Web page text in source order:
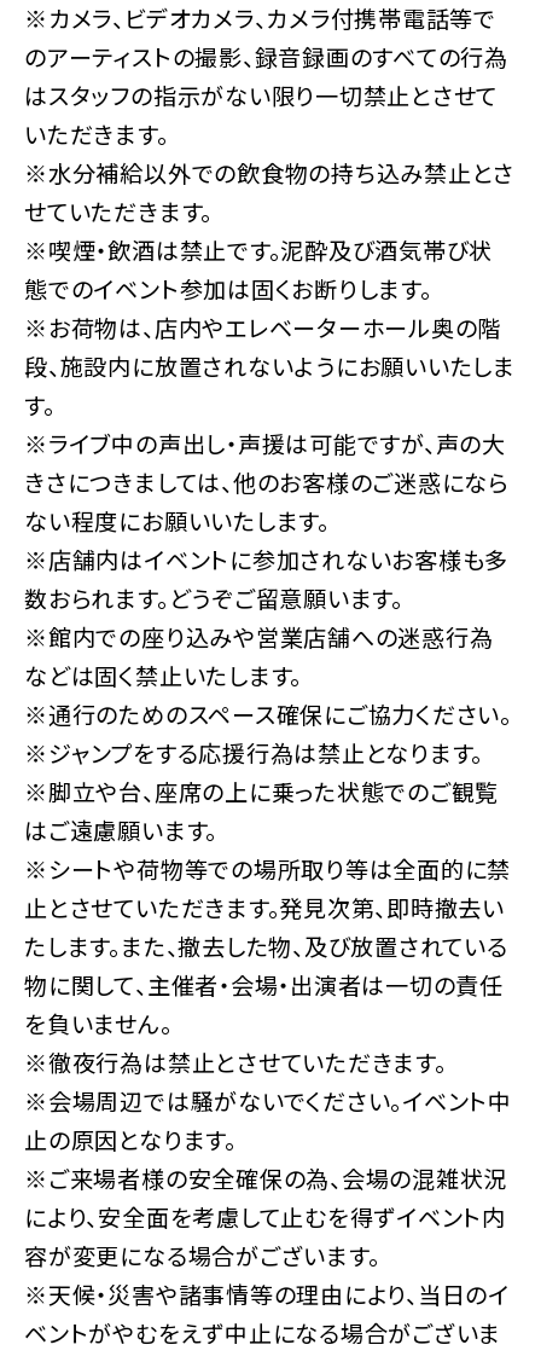
※カメラ、ビデオカメラ、カメラ付携帯電話等で
のアーティストの撮影、録音録画のすべての行為
はスタッフの指示がない限り一切禁止とさせて
いただきます。
※水分補給以外での飲食物の持ち込み禁止とさ
せていただきます。
※喫煙・飲酒は禁止です。泥酔及び酒気帯び状
態でのイベント参加は固くお断りします。
※お荷物は、店内やエレベーターホール奥の階
段、施設内に放置されないようにお願いいたしま
す。
※ライブ中の声出し・声援は可能ですが、声の大
きさにつきましては、他のお客様のご迷惑になら
ない程度にお願いいたします。
※店舗内はイベントに参加されないお客様も多
数おられます。どうぞご留意願います。
※館内での座り込みや営業店舗への迷惑行為
などは固く禁止いたします。
※通行のためのスペース確保にご協力ください。
※ジャンプをする応援行為は禁止となります。
※脚立や台、座席の上に乗った状態でのご観覧
はご遠慮願います。
※シートや荷物等での場所取り等は全面的に禁
止とさせていただきます。発見次第、即時撤去い
たします。また、撤去した物、及び放置されている
物に関して、主催者・会場・出演者は一切の責任
を負いません。
※徹夜行為は禁止とさせていただきます。
※会場周辺では騒がないでください。イベント中
止の原因となります。
※ご来場者様の安全確保の為、会場の混雑状況
により、安全面を考慮して止むを得ずイベント内
容が変更になる場合がございます。
※天候・災害や諸事情等の理由により、当日のイ
ベントがやむをえず中止になる場合がございま